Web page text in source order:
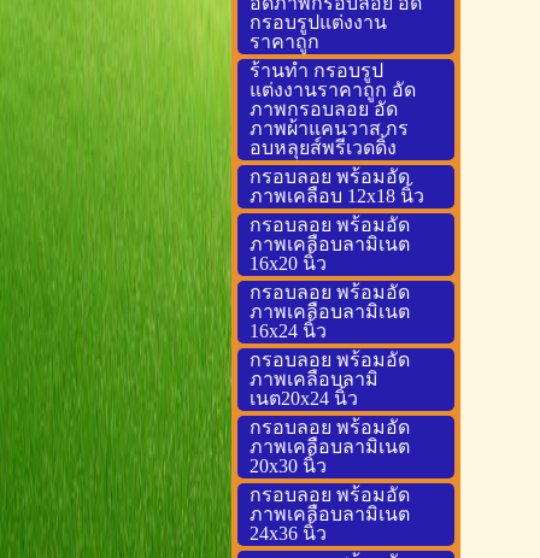
กรอบรูปแต่งงาน
ราคาถูก
ร้านทำ กรอบรูป
แต่งงานราคาถูก อัด
ภาพกรอบลอย อัด
ภาพผ้าแคนวาส กร
อบหลุยส์พรีเวดดิ้ง
กรอบลอย พร้อมอัด
ภาพเคลือบ 12x18 นิ้ว
กรอบลอย พร้อมอัด
ภาพเคลือบลามิเนต
16x20 นิ้ว
กรอบลอย พร้อมอัด
ภาพเคลือบลามิเนต
16x24 นิ้ว
กรอบลอย พร้อมอัด
ภาพเคลือบลามิ
เนต20x24 นิ้ว
กรอบลอย พร้อมอัด
ภาพเคลือบลามิเนต
20x30 นิ้ว
กรอบลอย พร้อมอัด
ภาพเคลือบลามิเนต
24x36 นิ้ว